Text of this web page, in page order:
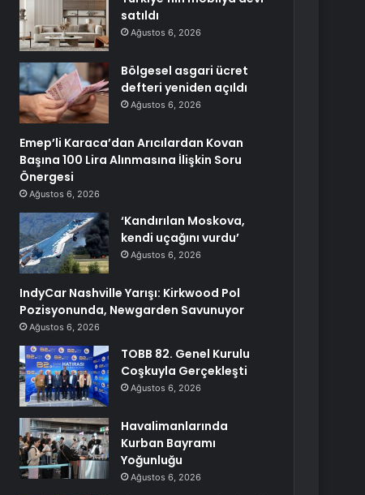
satıldı
Ağustos 6, 2026
Bölgesel asgari ücret
defteri yeniden açıldı
Ağustos 6, 2026
Emep’li Karaca’dan Arıcılardan Kovan
Başına 100 Lira Alınmasına İlişkin Soru
Önergesi
Ağustos 6, 2026
‘Kandırılan Moskova,
kendi uçağını vurdu’
Ağustos 6, 2026
IndyCar Nashville Yarışı: Kirkwood Pol
Pozisyonunda, Newgarden Savunuyor
Ağustos 6, 2026
TOBB 82. Genel Kurulu
Coşkuyla Gerçekleşti
Ağustos 6, 2026
Havalimanlarında
Kurban Bayramı
Yoğunluğu
Ağustos 6, 2026